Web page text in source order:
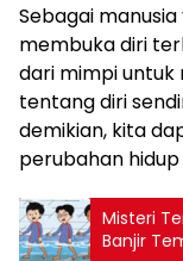
Sebagai
membuka diri
dari mimpi
tentang diri
demikian, kita
perubahan
Misteri
Banjir